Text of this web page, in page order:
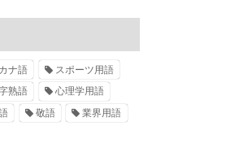
ナ語
スポーツ用語
熟語
心理学用語
敬語
業界用語